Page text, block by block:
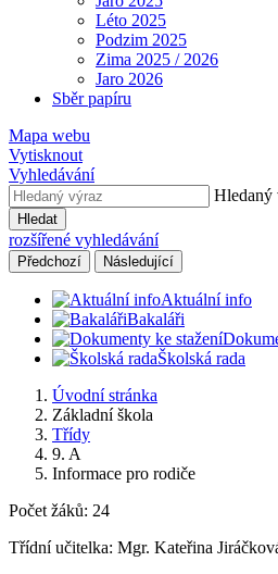
Léto 2025
Podzim 2025
Zima 2025 / 2026
Jaro 2026
Sběr papíru
Mapa webu
Vytisknout
Vyhledávání
Hledaný
Hledat
rozšířené vyhledávání
Předchozí Následující
Aktuální info
Bakaláři
Školská rada
Úvodní stránka
Základní škola
Třídy
9. A
Informace pro rodiče
Počet žáků: 24
Třídní učitelka: Mgr. Kateřina